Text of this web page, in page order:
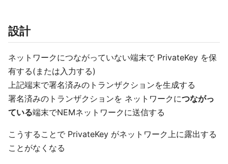
設計
ネットワークにつながっていない端末で PrivateKey を保
有する(または入力する)
上記端末で署名済みのトランザクションを生成する
署名済みのトランザクションを ネットワークにつながっ
ている端末でNEMネットワークに送信する
こうすることで PrivateKey がネットワーク上に露出する
ことがなくなる